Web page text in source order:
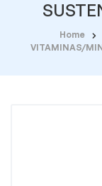
Home
VITAMINAS/